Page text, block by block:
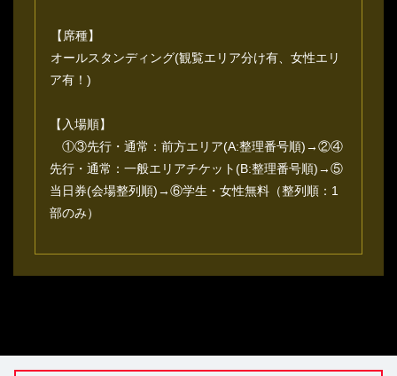
【席種】
オールスタンディング(観覧エリア分け有、女性エリ
ア有！)
【入場順】
①③先行・通常：前方エリア(A:整理番号順)→②④
先行・通常：一般エリアチケット(B:整理番号順)→⑤
当日券(会場整列順)→⑥学生・女性無料（整列順：1
部のみ）